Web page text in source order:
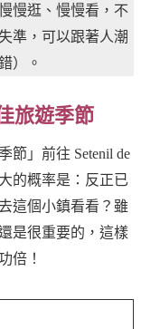
慢逛、慢慢看，不
準，可以跟著人潮
）。
旅遊季節
節」前往 Setenil de
的概率是：反正已
這個小鎮看看？雖
是很重要的，這樣
倍！